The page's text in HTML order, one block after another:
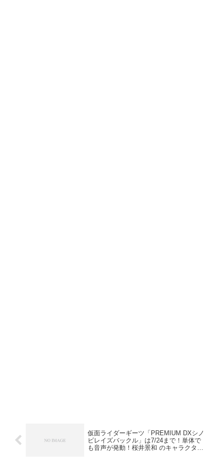
仮面ライダーギーツ「PREMIUM DXシノ
ビレイズバックル」は7/24まで！単体で
も音声が発動！桜井景和 のキャラクター